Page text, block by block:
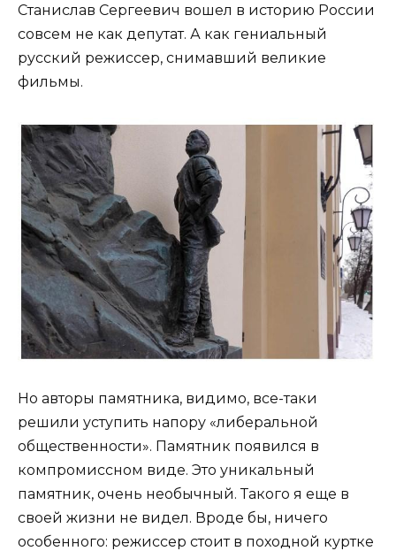
Станислав Сергеевич вошел в историю России
совсем не как депутат. А как гениальный
русский режиссер, снимавший великие
фильмы.
Но авторы памятника, видимо, все-таки
решили уступить напору «либеральной
общественности». Памятник появился в
компромиссном виде. Это уникальный
памятник, очень необычный. Такого я еще в
своей жизни не видел. Вроде бы, ничего
особенного: режиссер стоит в походной куртке